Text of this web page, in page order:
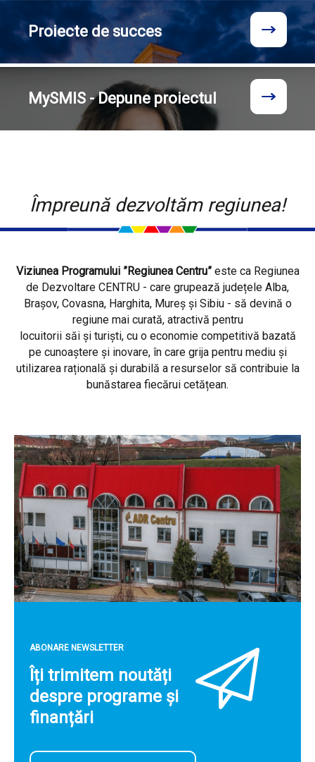
Proiecte de succes
MySMIS - Depune proiectul
Împreună dezvoltăm regiunea!
Viziunea Programului ”Regiunea Centru”este ca Regiunea
de Dezvoltare CENTRU - care grupează județele Alba,
Brașov, Covasna, Harghita, Mureș și Sibiu - să devină o
regiune mai curată, atractivă pentru
locuitorii săi și turiști, cu o economie competitivă bazată
pe cunoaștere și inovare, în care grija pentru mediu și
utilizarea rațională și durabilă a resurselor să contribuie la
bunăstarea fiecărui cetățean.
ABONARE NEWSLETTER
Îți trimitem noutăți
despre programe și
finanțări